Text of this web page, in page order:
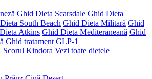
Ghid Dieta Scarsdale Ghid Dieta
South Beach Ghid Dieta Militară Ghid
Atkins Ghid Dieta Mediteraneană Ghid
Ghid tratament GLP-1
Scorul Kindora Vezi toate dietele